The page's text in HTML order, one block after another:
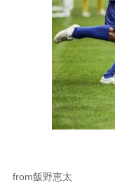
from飯野恵太